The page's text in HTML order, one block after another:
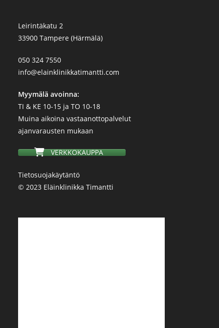
Leirintäkatu 2
33900 Tampere (Härmälä)
050 324 7550
info@elainklinikkatimantti.com
Myymälä avoinna:
TI & KE 10-15 ja TO 10-18
Muina aikoina vastaanottopalvelut
ajanvarausten mukaan
VERKKOKAUPPA
Tietosuojakäytäntö
© 2023 Eläinklinikka Timantti